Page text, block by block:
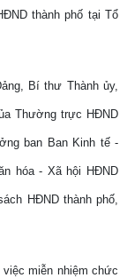
thành phố tại Tổ
Bí thư Thành ủy,
Thường trực HĐND
ban Ban Kinh tế -
hóa - Xã hội HĐND
HĐND thành phố,
miễn nhiệm chức